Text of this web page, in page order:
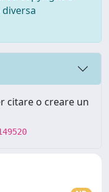
citare o creare un